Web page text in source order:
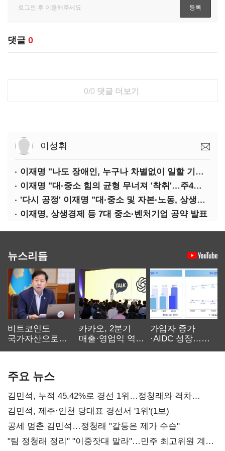
댓글 0
0/0 댓글 더보기
이성휘
이재명 "나도 장애인, 누구나 차별없이 일할 기회 중요"
이재명 "대·중소 힘의 균형 무너져 '착취'…주4일제, 가야할 길"
'다시 공정' 이재명 "대·중소 및 자본·노동, 상생하는 공정한 성장"
이재명, 상생경제 등 7대 중소·벤처기업 공약 발표
뉴스리듬
비트코인도
국가자산으로…'
카카오, 2분기
매출·영업익 역대
가입자 증가
·AIDC 성장…
주요 뉴스
김민석, 누적 45.42%로 경선 1위…정청래와 격차
0.86%p(2보)
김민석, 제주·인천 당대표 경선서 '1위'(1보)
공세 멈춘 김민석…정청래 "갈등은 제가 수습"
"팀 정청래 정리" "이중잣대 말라"…민주 최고위원 계파